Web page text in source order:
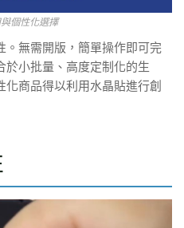
個性化選擇
。無需開版，簡單操作即可完
於小批量、高度定制化的生
商品得以利用水晶貼進行創